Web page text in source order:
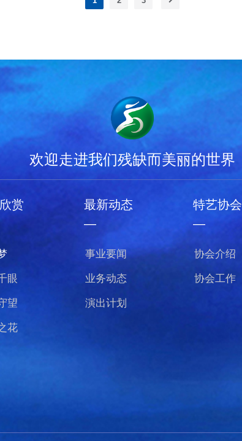
欢迎走进我们残缺而美丽的世界
赏
眼
望
花
最新动态
—
事业要闻
业务动态
演出计划
特艺协会
—
协会介绍
协会工作